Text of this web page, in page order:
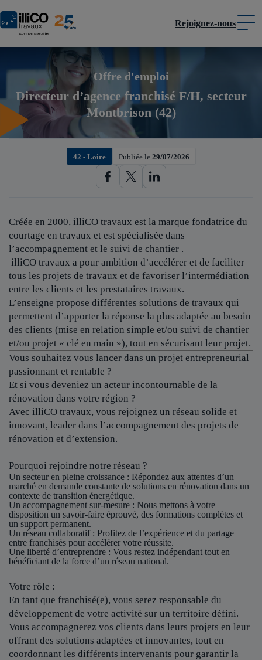
Panneau de gestion des cookies
Rejoignez-nous
Offre d'emploi
Directeur d’agence franchisé F/H, secteur
Montbrison (42)
42 - Loire Publiée le 29/07/2026
Créée en 2000, illiCO travaux est la marque fondatrice du
courtage en travaux et est spécialisée dans
l’accompagnement et le suivi de chantier .
illiCO travaux a pour ambition d’accélérer et de faciliter
tous les projets de travaux et de favoriser l’intermédiation
entre les clients et les prestataires travaux.
L’enseigne propose différentes solutions de travaux qui
permettent d’apporter la réponse la plus adaptée au besoin
des clients (mise en relation simple et/ou suivi de chantier
et/ou projet « clé en main »), tout en sécurisant leur projet.
Vous souhaitez vous lancer dans un projet entrepreneurial
passionnant et rentable ?
Et si vous deveniez un acteur incontournable de la
rénovation dans votre région ?
Avec illiCO travaux, vous rejoignez un réseau solide et
innovant, leader dans l’accompagnement des projets de
rénovation et d’extension.
Pourquoi rejoindre notre réseau ?
Un secteur en pleine croissance : Répondez aux attentes d’un
marché en demande constante de solutions en rénovation dans un
contexte de transition énergétique.
Un accompagnement sur-mesure : Nous mettons à votre
disposition un savoir-faire éprouvé, des formations complètes et
un support permanent.
Un réseau collaboratif: Profitez de l’expérience et du partage
entre franchisés pour accélérer votre réussite.
Une liberté d’entreprendre : Vous restez indépendant tout en
bénéficiant de la force d’un réseau national.
Votre rôle :
En tant que franchisé(e), vous serez responsable du
développement de votre activité sur un territoire défini.
Vous accompagnerez vos clients dans leurs projets en leur
offrant des solutions adaptées et innovantes, tout en
coordonnant les différents intervenants pour garantir la